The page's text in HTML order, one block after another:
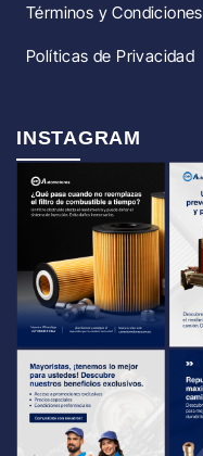
Términos y Condiciones
Políticas de Privacidad
INSTAGRAM